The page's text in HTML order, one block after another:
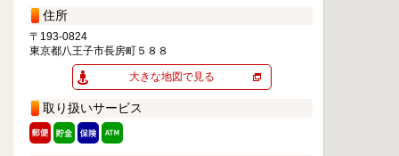
住所
〒193-0824
東京都八王子市長房町５８８
大きな地図で見る
取り扱いサービス